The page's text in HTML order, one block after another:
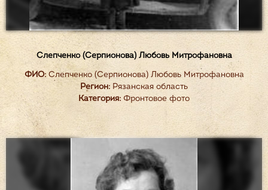
Слепченко (Серпионова) Любовь Митрофановна
ФИО:Слепченко (Серпионова) Любовь Митрофановна
Регион: Рязанская область
Категория: Фронтовое фото